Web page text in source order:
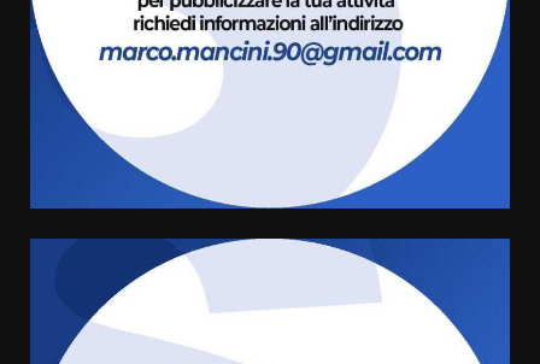
6 Agosto 2026 14:16
Grazia Neglia, coordinatrice
cittadina di Fratelli d’Italia,
pronta a tornare in Consiglio
cittadinanza attiva: online
l’avviso per la gestione
condivisa della Villetta di
Laureto
6 Agosto 2026 06:20